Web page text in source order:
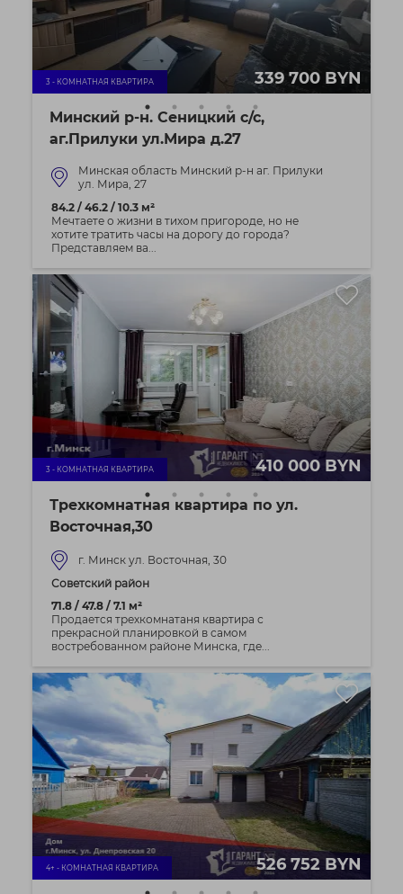
3 - КОМНАТНАЯ КВАРТИРА 339 700 BYN
Минский р-н. Сеницкий с/с,
аг.Прилуки ул.Мира д.27
Минская область Минский р-н аг. Прилуки
ул. Мира, 27
84.2 / 46.2 / 10.3 м²
Мечтаете о жизни в тихом пригороде, но не
хотите тратить часы на дорогу до города?
Представляем ва...
3 - КОМНАТНАЯ КВАРТИРА 410 000 BYN
Трехкомнатная квартира по ул.
Восточная,30
г. Минск ул. Восточная, 30
Советский район
71.8 / 47.8 / 7.1 м²
Продается трехкомнатаня квартира с
прекрасной планировкой в самом
востребованном районе Минска, где...
4+ - КОМНАТНАЯ КВАРТИРА 526 752 BYN